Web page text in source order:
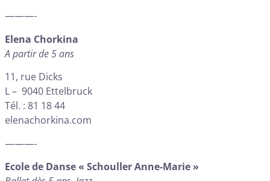
———-
Elena Chorkina
A partir de 5 ans
11, rue Dicks
L – 9040 Ettelbruck
Tél. : 81 18 44
elenachorkina.com
———-
Ecole de Danse « Schouller Anne-Marie »